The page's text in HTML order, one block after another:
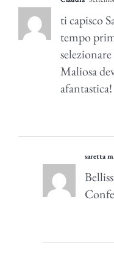
ti capisco
tempo
Maliosa
afantastica!
saretta